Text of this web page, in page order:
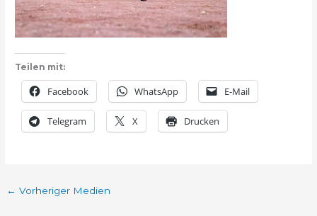
Teilen mit:
Facebook WhatsApp E-Mail
Telegram X Drucken
← Vorheriger Medien